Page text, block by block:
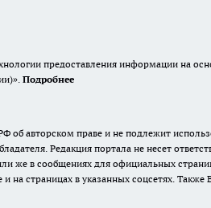
предоставления информации на
Подробнее
об авторском праве и не подлежит
Редакция портала не несет
же в сообщениях для официальных
на страницах в указанных соцсетях.